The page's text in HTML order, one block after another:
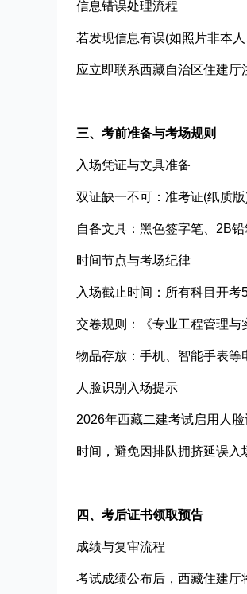
信息错误处理流程​
若发现信息有误(如照片非本
应立即联系西藏自治区住建厅
三、考前准备与考场规则
入场凭证与文具准备​
双证缺一不可：准考证(纸质
自备文具：黑色签字笔、2B
时间节点与考场纪律​
入场截止时间：所有科目开
交卷规则：《专业工程管理
物品存放：手机、智能手表等
人脸识别入场提示​
2026年西藏二建考试启用人
时间，避免因排队拥挤延误入
四、考后证书领取预告
成绩与复审流程​
考试成绩公布后，西藏住建